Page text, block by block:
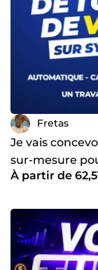
Fretas
Je vais
sur-mesure
Système io
À partir de